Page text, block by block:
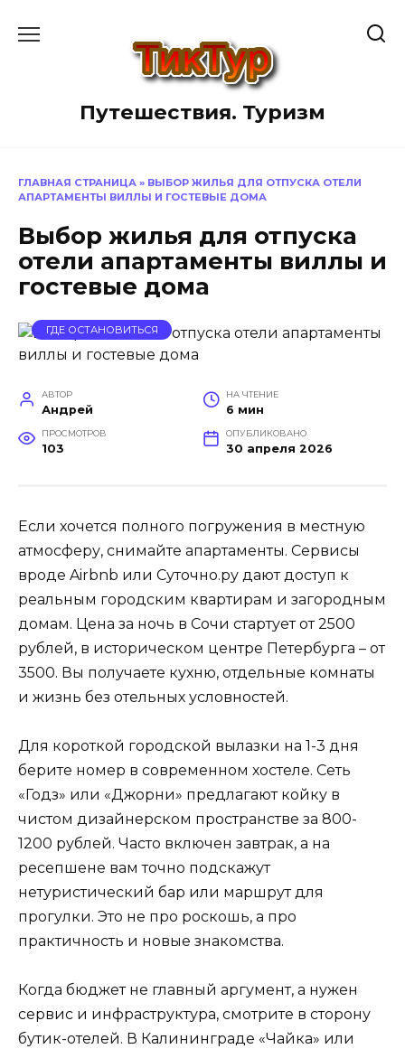
Путешествия. Туризм
ГЛАВНАЯ СТРАНИЦА » ВЫБОР ЖИЛЬЯ ДЛЯ ОТПУСКА ОТЕЛИ
АПАРТАМЕНТЫ ВИЛЛЫ И ГОСТЕВЫЕ ДОМА
Выбор жилья для отпуска
отели апартаменты виллы и
гостевые дома
ГДЕ ОСТАНОВИТЬСЯ
АВТОР
Андрей
НА ЧТЕНИЕ
6 мин
ПРОСМОТРОВ
103
ОПУБЛИКОВАНО
30 апреля 2026
Если хочется полного погружения в местную
атмосферу, снимайте апартаменты. Сервисы
вроде Airbnb или Суточно.ру дают доступ к
реальным городским квартирам и загородным
домам. Цена за ночь в Сочи стартует от 2500
рублей, в историческом центре Петербурга – от
3500. Вы получаете кухню, отдельные комнаты
и жизнь без отельных условностей.
Для короткой городской вылазки на 1-3 дня
берите номер в современном хостеле. Сеть
«Годз» или «Джорни» предлагают койку в
чистом дизайнерском пространстве за 800-
1200 рублей. Часто включен завтрак, а на
ресепшене вам точно подскажут
нетуристический бар или маршрут для
прогулки. Это не про роскошь, а про
практичность и новые знакомства.
Когда бюджет не главный аргумент, а нужен
сервис и инфраструктура, смотрите в сторону
бутик-отелей. В Калининграде «Чайка» или